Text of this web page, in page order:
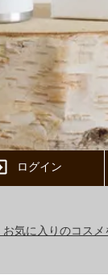
ログイン
気に入りのコ